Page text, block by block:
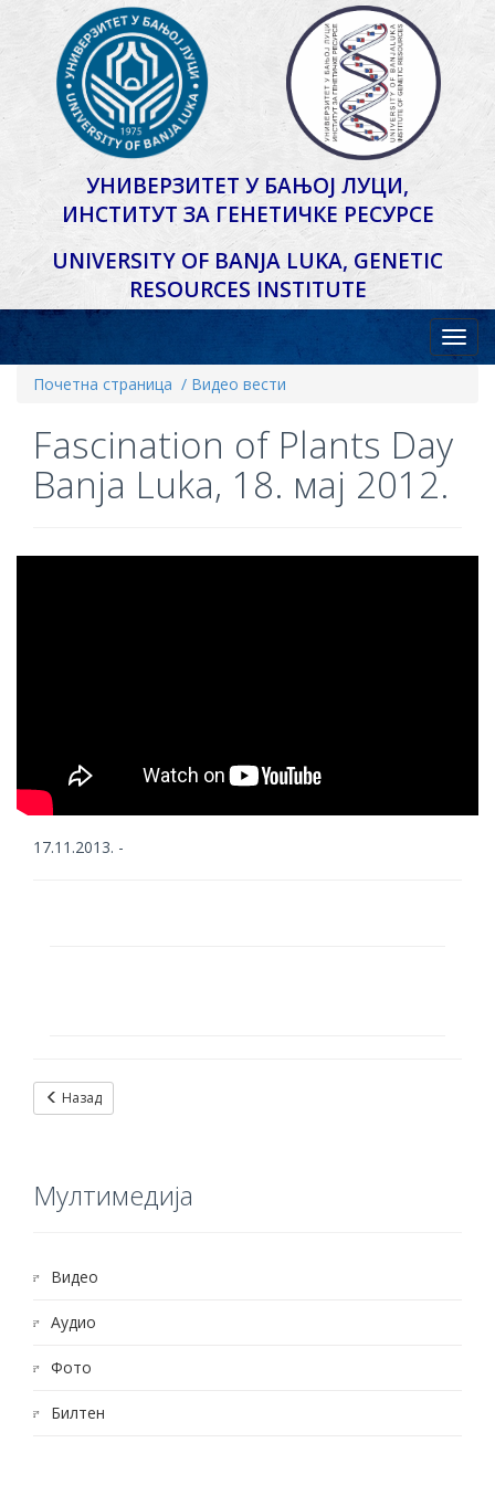
УНИВЕРЗИТЕТ У БАЊОЈ ЛУЦИ,
ИНСТИТУТ ЗА ГЕНЕТИЧКЕ РЕСУРСЕ
UNIVERSITY OF BANJA LUKA, GENETIC
RESOURCES INSTITUTE
Почетна страница / Видео вести
Fascination of Plants Day
Banja Luka, 18. мај 2012.
17.11.2013. -
Назад
Mултимедија
Видео
Aудио
Фото
Билтен